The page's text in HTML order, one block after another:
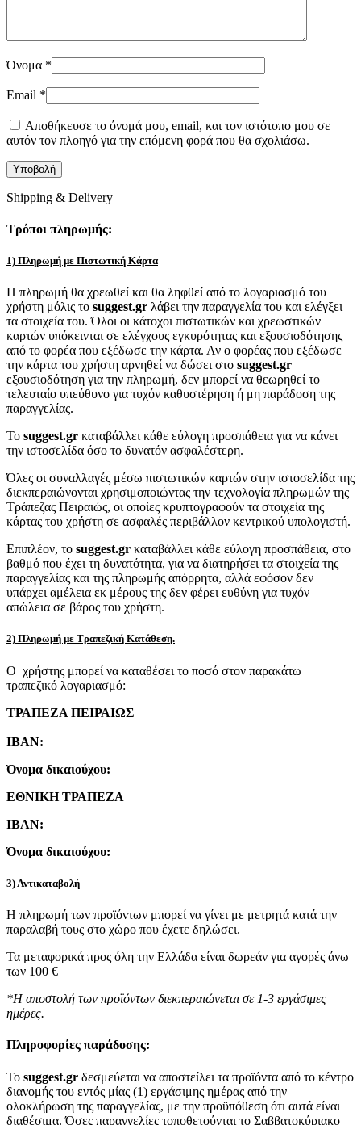
Όνομα *
Email *
Αποθήκευσε το όνομά μου, email, και τον ιστότοπο μου σε
αυτόν τον πλοηγό για την επόμενη φορά που θα σχολιάσω.
Shipping & Delivery
Τρόποι πληρωμής:
1) Πληρωμή με Πιστωτική Κάρτα
Η πληρωμή θα χρεωθεί και θα ληφθεί από το λογαριασμό του
χρήστη μόλις το suggest.gr λάβει την παραγγελία του και ελέγξει
τα στοιχεία του. Όλοι οι κάτοχοι πιστωτικών και χρεωστικών
καρτών υπόκεινται σε ελέγχους εγκυρότητας και εξουσιοδότησης
από το φορέα που εξέδωσε την κάρτα. Αν ο φορέας που εξέδωσε
την κάρτα του χρήστη αρνηθεί να δώσει στο suggest.gr
εξουσιοδότηση για την πληρωμή, δεν μπορεί να θεωρηθεί το
τελευταίο υπεύθυνο για τυχόν καθυστέρηση ή μη παράδοση της
παραγγελίας.
Το suggest.gr καταβάλλει κάθε εύλογη προσπάθεια για να κάνει
την ιστοσελίδα όσο το δυνατόν ασφαλέστερη.
Όλες οι συναλλαγές μέσω πιστωτικών καρτών στην ιστοσελίδα της
διεκπεραιώνονται χρησιμοποιώντας την τεχνολογία πληρωμών της
Τράπεζας Πειραιώς, οι οποίες κρυπτογραφούν τα στοιχεία της
κάρτας του χρήστη σε ασφαλές περιβάλλον κεντρικού υπολογιστή.
Επιπλέον, το suggest.gr καταβάλλει κάθε εύλογη προσπάθεια, στο
βαθμό που έχει τη δυνατότητα, για να διατηρήσει τα στοιχεία της
παραγγελίας και της πληρωμής απόρρητα, αλλά εφόσον δεν
υπάρχει αμέλεια εκ μέρους της δεν φέρει ευθύνη για τυχόν
απώλεια σε βάρος του χρήστη.
2) Πληρωμή με Τραπεζική Κατάθεση.
Ο χρήστης μπορεί να καταθέσει το ποσό στον παρακάτω
τραπεζικό λογαριασμό:
ΤΡΑΠΕΖΑ ΠΕΙΡΑΙΩΣ
IBAN:
Όνομα δικαιούχου:
ΕΘΝΙΚΗ ΤΡΑΠΕΖΑ
IBAN:
Όνομα δικαιούχου:
3) Αντικαταβολή
Η πληρωμή των προϊόντων μπορεί να γίνει με μετρητά κατά την
παραλαβή τους στο χώρο που έχετε δηλώσει.
Τα μεταφορικά προς όλη την Ελλάδα είναι δωρεάν για αγορές άνω
των 100 €
*Η αποστολή των προϊόντων διεκπεραιώνεται σε 1-3 εργάσιμες
ημέρες.
Πληροφορίες παράδοσης:
To suggest.gr δεσμεύεται να αποστείλει τα προϊόντα από το κέντρο
διανομής του εντός μίας (1) εργάσιμης ημέρας από την
ολοκλήρωση της παραγγελίας, με την προϋπόθεση ότι αυτά είναι
διαθέσιμα. Όσες παραγγελίες τοποθετούνται το Σαββατοκύριακο